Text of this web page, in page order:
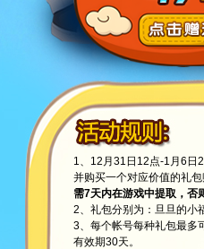
1、12月31日12点-1月6日
并购买一个对应价值的礼
需7天内在游戏中提取，否
2、礼包分别为：旦旦的小
3、每个帐号每种礼包最多
有效期30天。